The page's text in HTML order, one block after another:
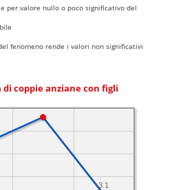
per valore nullo o poco significativo del
fenomeno rende i valori non significativi
di coppie anziane con figli
3.1